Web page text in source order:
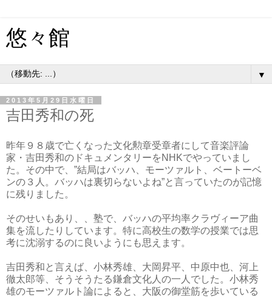
悠々館
▼
2013年5月29日水曜日
吉田秀和の死
昨年９８歳で亡くなった文化勲章受章者にして音楽評論
家・吉田秀和のドキュメンタリーをNHKでやっていまし
た。その中で、”結局はバッハ、モーツァルト、ベートーベ
ンの３人。バッハは裏切らないよね”と言っていたのが記憶
に残りました。
そのせいもあり、、塾で、バッハの平均率クラヴィーア曲
集を流したりしています。特に高校生の数学の授業では思
考に沈溺するのに良いようにも思えます。
吉田秀和と言えば、小林秀雄、大岡昇平、中原中也、河上
徹太郎等、そうそうたる鎌倉文化人の一人でした。小林秀
雄のモーツァルト論によると、大阪の御堂筋を歩いている